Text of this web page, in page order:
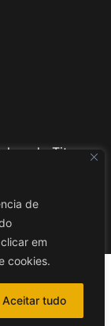
de
em
cookies.
Aceitar tudo
Tito